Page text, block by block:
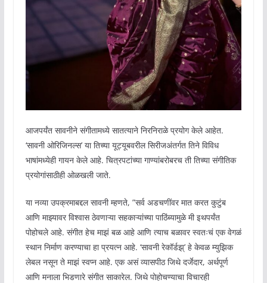
आजपर्यंत सावनीने संगीतामध्ये सातत्याने निरनिराळे प्रयोग केले आहेत.
‘सावनी ओरिजिनल्स’ या तिच्या यूट्यूबवरील सिरीजअंतर्गत तिने विविध
भाषांमध्येही गायन केले आहे. चित्रपटांच्या गाण्यांबरोबरच ती तिच्या संगीतिक
प्रयोगांसाठीही ओळखली जाते.
या नव्या उपक्रमाबद्दल सावनी म्हणते, ”सर्व अडचणींवर मात करत कुटुंब
आणि माझ्यावर विश्वास ठेवणाऱ्या सहकाऱ्यांच्या पाठिंब्यामुळे मी इथपर्यंत
पोहोचले आहे. संगीत हेच माझं बळ आहे आणि त्याच बळावर स्वतःचं एक वेगळं
स्थान निर्माण करण्याचा हा प्रयत्न आहे. ‘सावनी रेकॉर्डझ्’ हे केवळ म्युझिक
लेबल नसून ते माझं स्वप्न आहे. एक असं व्यासपीठ जिथे दर्जेदार, अर्थपूर्ण
आणि मनाला भिडणारे संगीत साकारेल. जिथे पोहोचण्याचा विचारही